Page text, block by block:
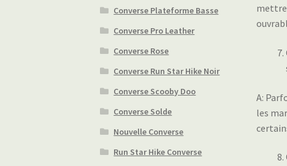
mettre
A:
les
Converse Plateforme Basse
Converse Pro Leather
Converse Rose
Converse Run Star Hike Noir
Converse Scooby Doo
Converse Solde
Nouvelle Converse
Run Star Hike Converse